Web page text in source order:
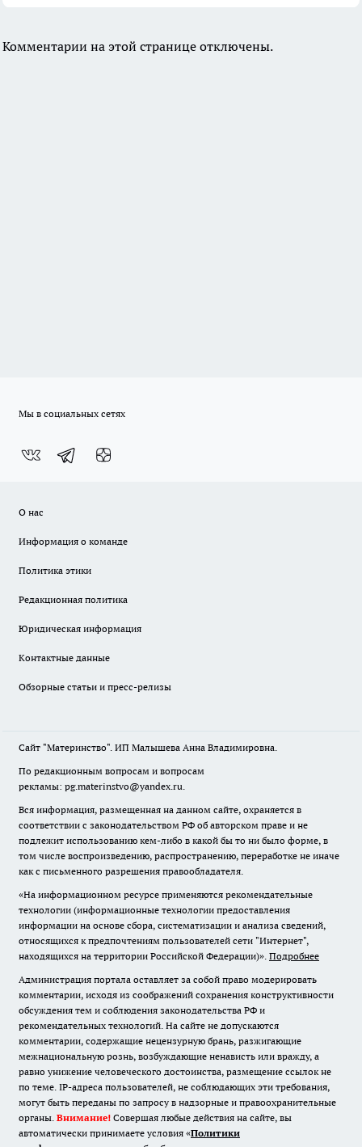
Комментарии на этой странице отключены.
Мы в социальных сетях
О нас
Информация о команде
Политика этики
Редакционная политика
Юридическая информация
Контактные данные
Обзорные статьи и пресс-релизы
Сайт "Материнство". ИП Малышева Анна Владимировна.
По редакционным вопросам и вопросам
рекламы: pg.materinstvo@yandex.ru.
Вся информация, размещенная на данном сайте, охраняется в
соответствии с законодательством РФ об авторском праве и не
подлежит использованию кем-либо в какой бы то ни было форме, в
том числе воспроизведению, распространению, переработке не иначе
как с письменного разрешения правообладателя.
«На информационном ресурсе применяются рекомендательные
технологии (информационные технологии предоставления
информации на основе сбора, систематизации и анализа сведений,
относящихся к предпочтениям пользователей сети "Интернет",
находящихся на территории Российской Федерации)». Подробнее
Администрация портала оставляет за собой право модерировать
комментарии, исходя из соображений сохранения конструктивности
обсуждения тем и соблюдения законодательства РФ и
рекомендательных технологий. На сайте не допускаются
комментарии, содержащие нецензурную брань, разжигающие
межнациональную рознь, возбуждающие ненависть или вражду, а
равно унижение человеческого достоинства, размещение ссылок не
по теме. IP-адреса пользователей, не соблюдающих эти требования,
могут быть переданы по запросу в надзорные и правоохранительные
органы. Внимание! Совершая любые действия на сайте, вы
автоматически принимаете условия «Политики